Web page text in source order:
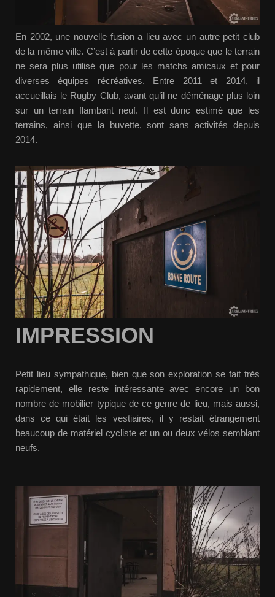
En 2002, une nouvelle fusion a lieu avec un autre petit club
de la même ville. C’est à partir de cette époque que le terrain
ne sera plus utilisé que pour les matchs amicaux et pour
diverses équipes récréatives. Entre 2011 et 2014, il
accueillais le Rugby Club, avant qu’il ne déménage plus loin
sur un terrain flambant neuf. Il est donc estimé que les
terrains, ainsi que la buvette, sont sans activités depuis
2014.
IMPRESSION
Petit lieu sympathique, bien que son exploration se fait très
rapidement, elle reste intéressante avec encore un bon
nombre de mobilier typique de ce genre de lieu, mais aussi,
dans ce qui était les vestiaires, il y restait étrangement
beaucoup de matériel cycliste et un ou deux vélos semblant
neufs.